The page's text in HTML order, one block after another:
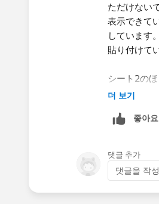
ただけない
表示できて
しています
貼り付けて
シート2の
더 보기
좋아
댓글 추가
댓글을 작